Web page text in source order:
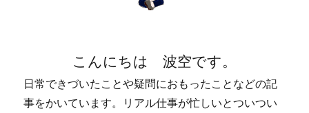
こんにちは 波空です。
日常できづいたことや疑問におもったことなどの記
事をかいています。リアル仕事が忙しいとついつい